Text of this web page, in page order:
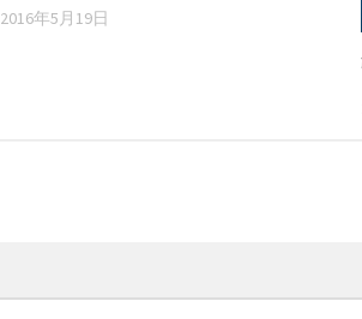
2016年5月19日